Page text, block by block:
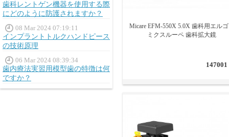
歯科レントゲン機器を使用する際
にどのように防護されますか？
08 Mar 2024 07:19:11
インプラントトルクハンドピース
の技術原理
06 Mar 2024 08:39:34
歯内療法実習用模型歯の特徴は何
ですか？
Micare EFM-550X 5.0X 歯科用エル
ミクスルーペ 歯科拡大鏡
147001